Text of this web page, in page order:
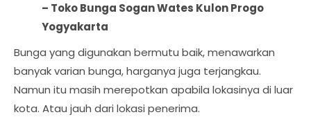
– Toko Bunga Sogan Wates Kulon Progo
Yogyakarta
Bunga yang digunakan bermutu baik, menawarkan
banyak varian bunga, harganya juga terjangkau.
Namun itu masih merepotkan apabila lokasinya di luar
kota. Atau jauh dari lokasi penerima.